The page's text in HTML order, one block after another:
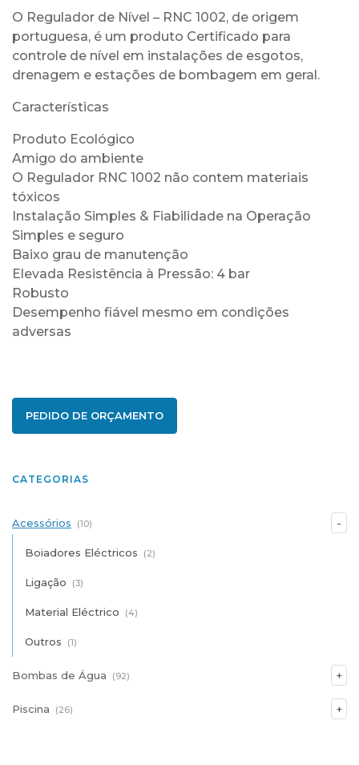
O Regulador de Nível – RNC 1002, de origem
portuguesa, é um produto Certificado para
controle de nível em instalações de esgotos,
drenagem e estações de bombagem em geral.
Características
Produto Ecológico
Amigo do ambiente
O Regulador RNC 1002 não contem materiais
tóxicos
Instalação Simples & Fiabilidade na Operação
Simples e seguro
Baixo grau de manutenção
Elevada Resistência à Pressão: 4 bar
Robusto
Desempenho fiável mesmo em condições
adversas
PEDIDO DE ORÇAMENTO
CATEGORIAS
Acessórios (10)
Boiadores Eléctricos (2)
Ligação (3)
Material Eléctrico (4)
Outros (1)
Bombas de Água (92)
Piscina (26)